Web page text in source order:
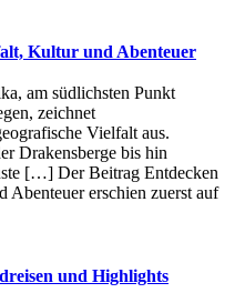
Kultur und Abenteuer
a‬m südlichsten Punkt
zeichnet
Vielfalt aus.
Drakensberge b‬is hin
[…] Der Beitrag Entdecken
erschien zuerst auf
und Highlights